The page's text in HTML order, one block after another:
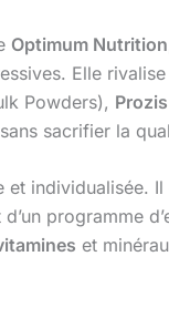
Optimum Nutrition
Elle
Powders), Prozis
sacrifier la
individualisée.
programme
et